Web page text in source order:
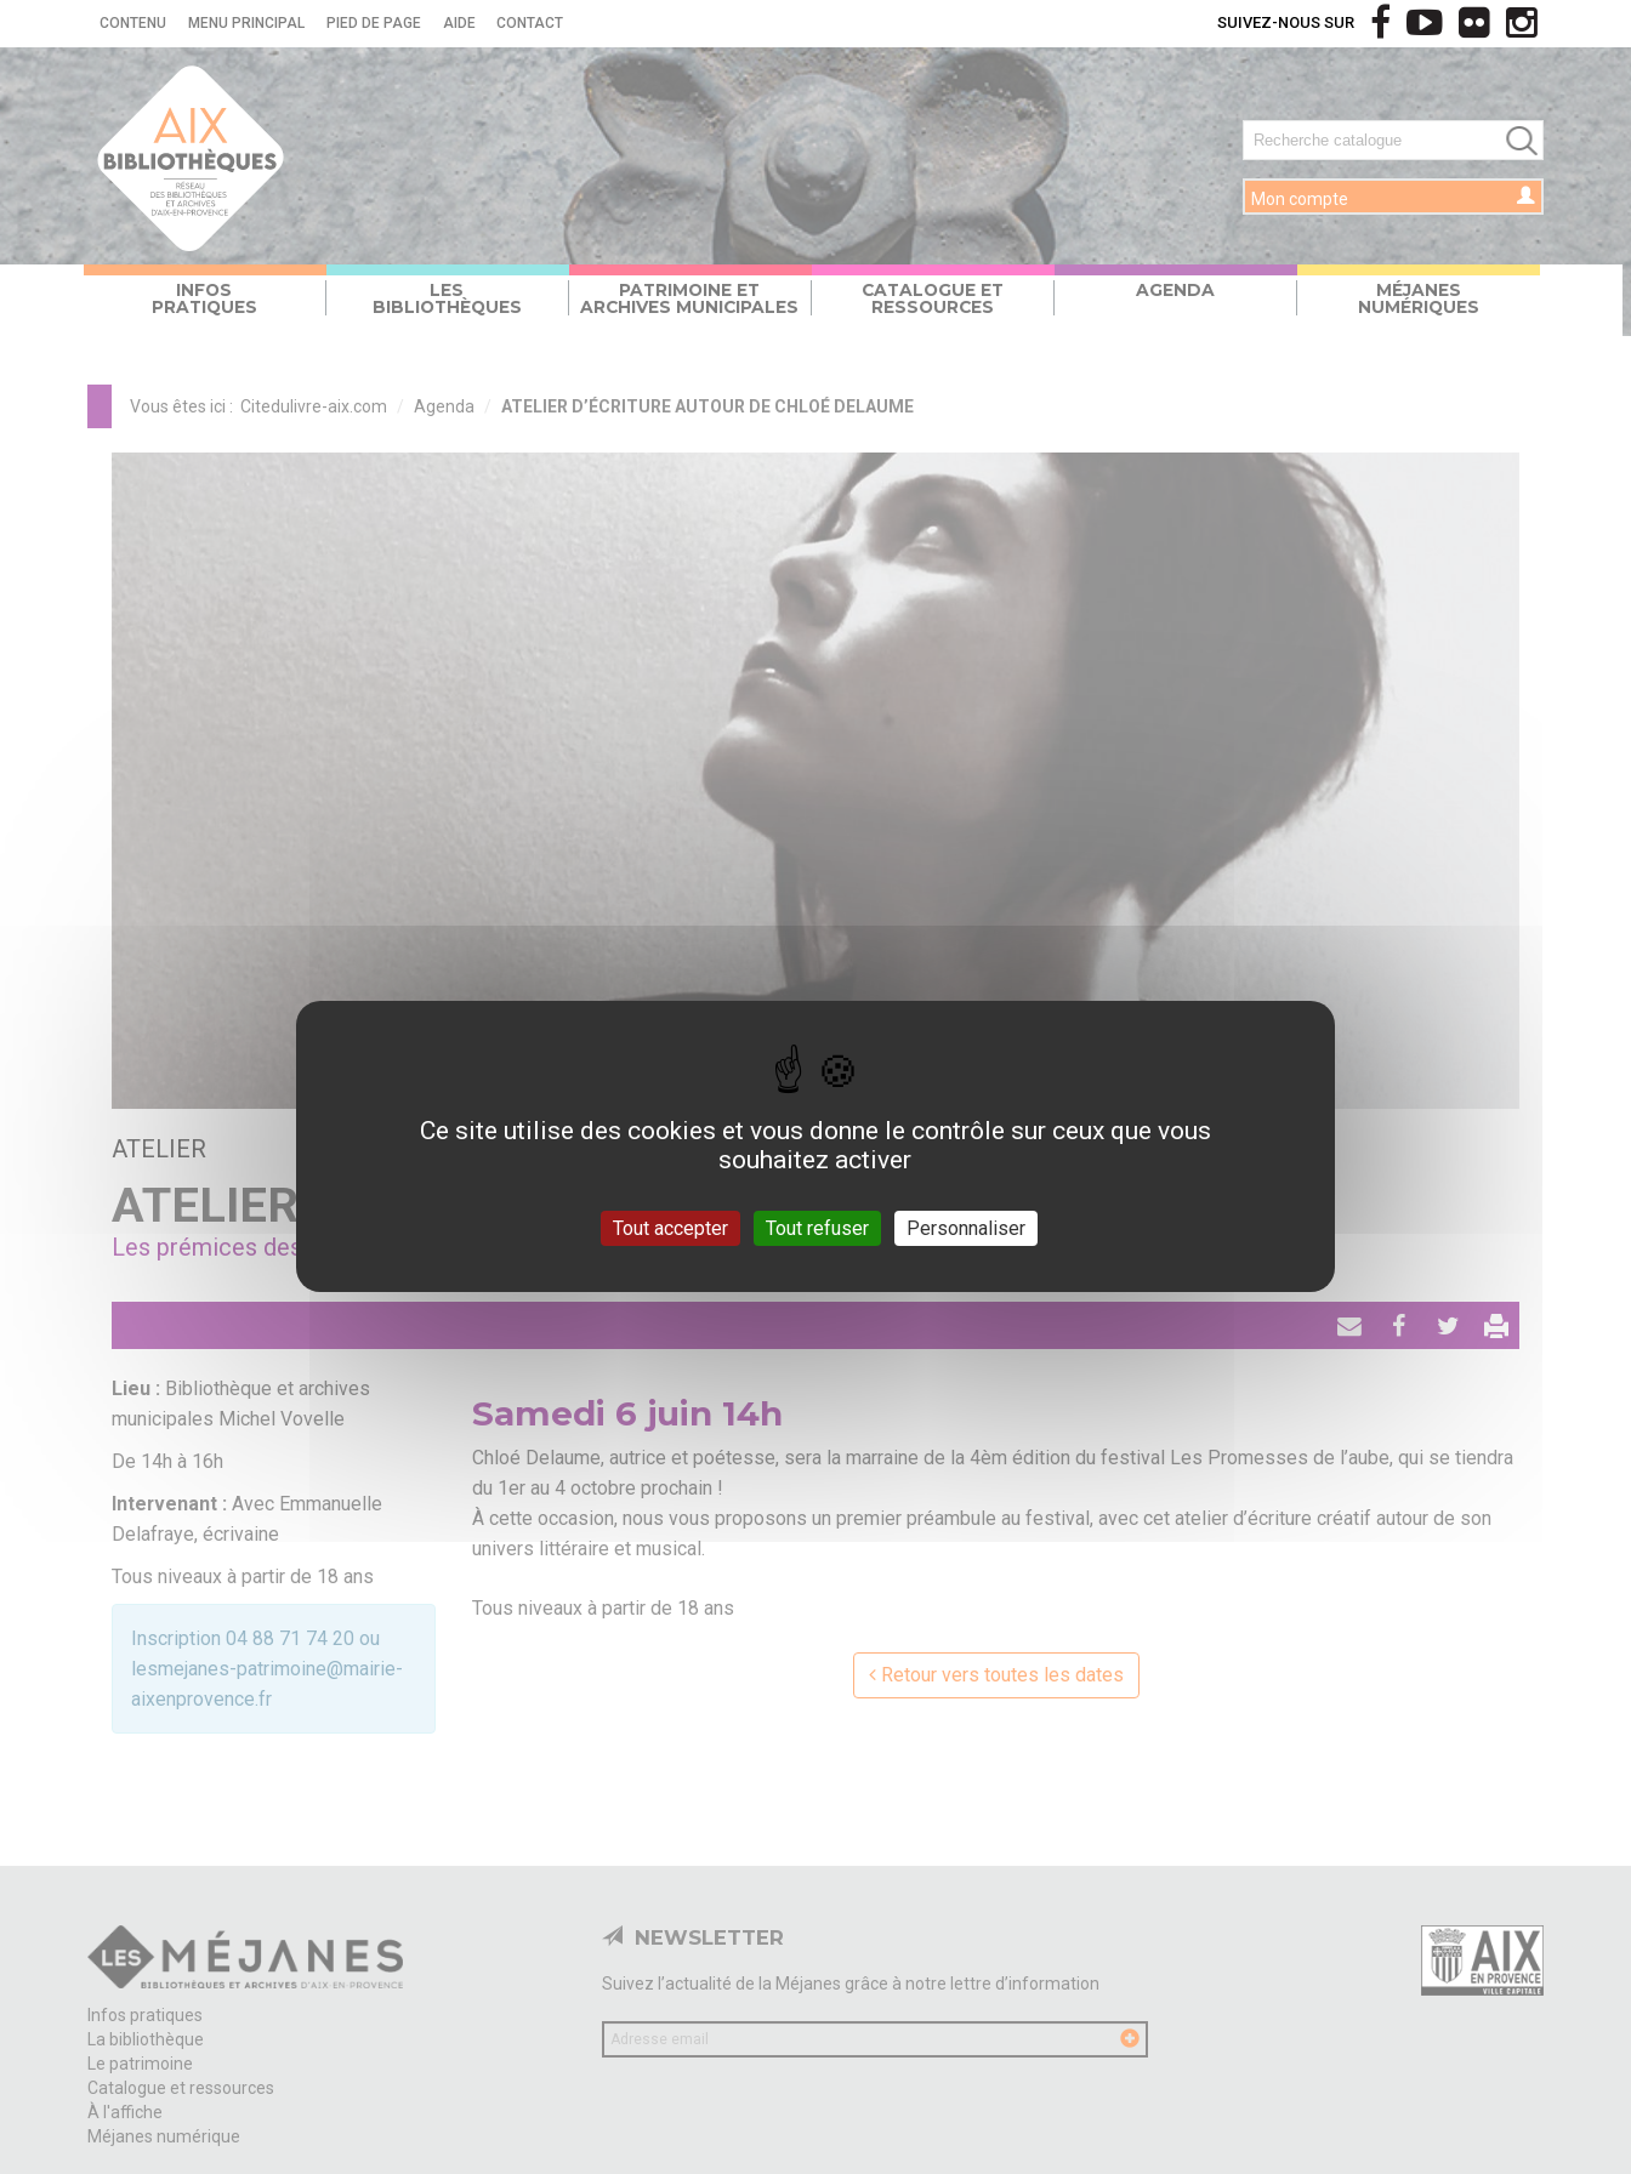
CONTENU MENU PRINCIPAL PIED DE PAGE AIDE CONTACT
Mon compte
INFOS
PRATIQUES
LES
BIBLIOTHÈQUES
PATRIMOINE ET
ARCHIVES MUNICIPALES
CATALOGUE ET
RESSOURCES
AGENDA
MÉJANES
NUMÉRIQUES
SUIVEZ-NOUS SUR
Vous êtes ici : Citedulivre-aix.com Agenda ATELIER D’ÉCRITURE AUTOUR DE CHLOÉ DELAUME
ATELIER
ATELIER D’ÉCRITURE AUTOUR DE CHLOÉ DELAUME
Les prémices des Promesses de l’aube
Envoyer PartagerTweeter
Samedi 6 juin 14h
Chloé Delaume, autrice et poétesse, sera la marraine de la 4èm édition du festival Les Promesses de l’aube, qui se tiendra
du 1er au 4 octobre prochain !
À cette occasion, nous vous proposons un premier préambule au festival, avec cet atelier d’écriture créatif autour de son
univers littéraire et musical.
Tous niveaux à partir de 18 ans
Retour vers toutes les dates
Lieu : Bibliothèque et archives
municipales Michel Vovelle
De 14h à 16h
Intervenant : Avec Emmanuelle
Delafraye, écrivaine
Tous niveaux à partir de 18 ans
Inscription 04 88 71 74 20 ou
lesmejanes-patrimoine@mairie-
aixenprovence.fr
Infos pratiques
La bibliothèque
Le patrimoine
Catalogue et ressources
À l'affiche
Méjanes numérique
NEWSLETTER
Suivez l’actualité de la Méjanes grâce à notre lettre d’information
Votre
email
Ce site utilise des cookies et vous donne le contrôle sur ceux que vous
souhaitez activer
Tout accepter Tout refuser Personnaliser